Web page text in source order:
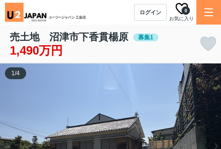
ログイン
お気に入り
0
売土地 沼津市下香貫楊原 募集1
1,490万円
1/4